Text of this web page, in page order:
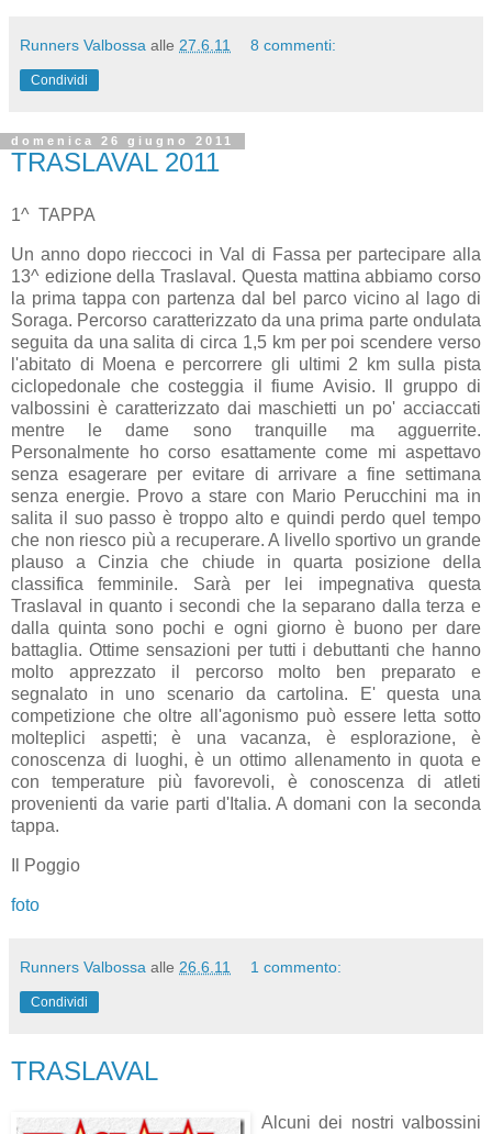
Runners Valbossa alle 27.6.11 8 commenti:
Condividi
domenica 26 giugno 2011
TRASLAVAL 2011
1^ TAPPA
Un anno dopo rieccoci in Val di Fassa per partecipare alla
13^ edizione della Traslaval. Questa mattina abbiamo corso
la prima tappa con partenza dal bel parco vicino al lago di
Soraga. Percorso caratterizzato da una prima parte ondulata
seguita da una salita di circa 1,5 km per poi scendere verso
l'abitato di Moena e percorrere gli ultimi 2 km sulla pista
ciclopedonale che costeggia il fiume Avisio. Il gruppo di
valbossini è caratterizzato dai maschietti un po' acciaccati
mentre le dame sono tranquille ma agguerrite.
Personalmente ho corso esattamente come mi aspettavo
senza esagerare per evitare di arrivare a fine settimana
senza energie. Provo a stare con Mario Perucchini ma in
salita il suo passo è troppo alto e quindi perdo quel tempo
che non riesco più a recuperare. A livello sportivo un grande
plauso a Cinzia che chiude in quarta posizione della
classifica femminile. Sarà per lei impegnativa questa
Traslaval in quanto i secondi che la separano dalla terza e
dalla quinta sono pochi e ogni giorno è buono per dare
battaglia. Ottime sensazioni per tutti i debuttanti che hanno
molto apprezzato il percorso molto ben preparato e
segnalato in uno scenario da cartolina. E' questa una
competizione che oltre all'agonismo può essere letta sotto
molteplici aspetti; è una vacanza, è esplorazione, è
conoscenza di luoghi, è un ottimo allenamento in quota e
con temperature più favorevoli, è conoscenza di atleti
provenienti da varie parti d'Italia. A domani con la seconda
tappa.
Il Poggio
foto
Runners Valbossa alle 26.6.11 1 commento:
Condividi
TRASLAVAL
Alcuni dei nostri valbossini